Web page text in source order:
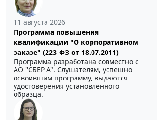
11 августа 2026
Программа повышения
квалификации "О корпоративном
заказе" (223-ФЗ от 18.07.2011)
Программа разработана совместно с
АО ''СБЕР А". Слушателям, успешно
освоившим программу, выдаются
удостоверения установленного
образца.